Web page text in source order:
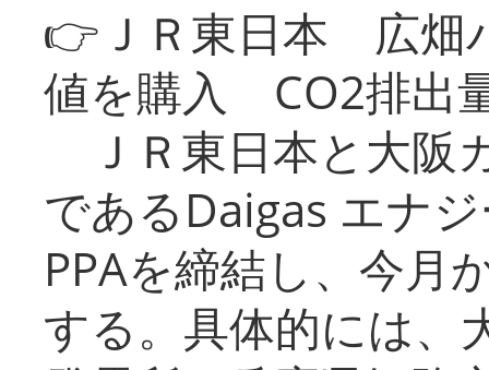
👉ＪＲ東日本 広畑
値を購入 CO2排出
ＪＲ東日本と大阪
であるDaigas エナ
PPAを締結し、今月
する。具体的には、